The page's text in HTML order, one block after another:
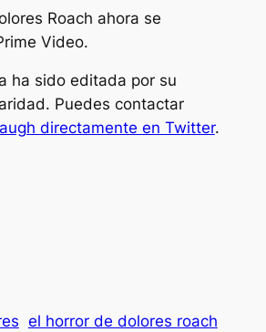
Roach ahora se
Video.
ha sido editada por su
Puedes contactar
directamente en Twitter.
el horror de dolores roach